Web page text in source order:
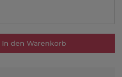
In den Warenkorb